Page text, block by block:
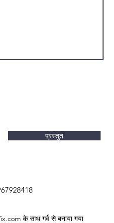
प्रस्तुत
के साथ गर्व से बनाया गया